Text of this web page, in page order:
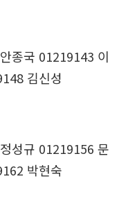
종국 01219143 이
김신성
성규 01219156 문
박현숙